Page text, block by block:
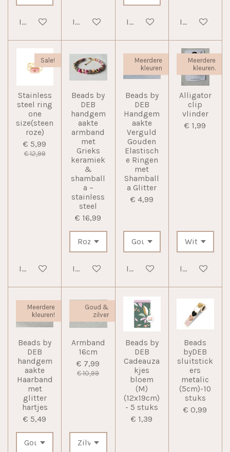
In winkelwagenIn winkelwagenIn winkelwagenIn
Sale!
Stainless
steel ring
one
size(steen
roze)
€ 5,99
€ 12,99
In winkelwagen
Beads by
DEB
handgem
aakte
armband
met
Grieks
keramiek
&
shamball
a –
stainless
steel
€ 16,99
In winkelwagen
Meerdere
kleuren
Beads by
DEB
Handgem
aakte
Verguld
Gouden
Elastisch
e Ringen
met
Shamball
a Glitter
€ 4,99
In winkelwagen
Meerdere
kleuren.
Alligator
clip
vlinder
€ 1,99
In
Meerdere
kleuren!
Beads by
DEB
handgem
aakte
Haarband
met
glitter
hartjes
€ 5,49
Goud &
zilver
Armband
16cm
€ 7,99
€ 10,99
Beads by
DEB
Cadeauza
kjes
bloem
(M)
(12x19cm)
- 5 stuks
€ 1,39
Beads
byDEB
sluitstick
ers
metalic
(5cm)-10
stuks
€ 0,99